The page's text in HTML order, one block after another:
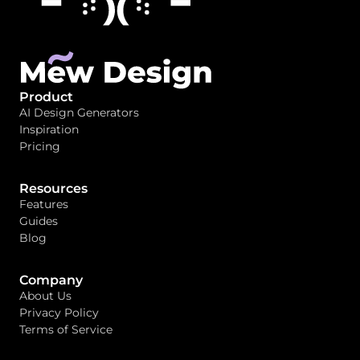
Product
AI Design Generators
Inspiration
Pricing
Resources
Features
Guides
Blog
Company
About Us
Privacy Policy
Terms of Service